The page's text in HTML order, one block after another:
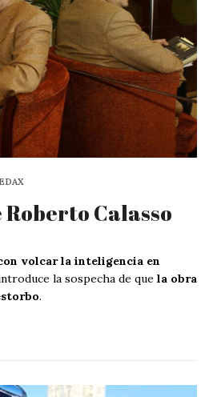
Roberto Calasso
volcar la inteligencia en
la sospecha de que la obra
.